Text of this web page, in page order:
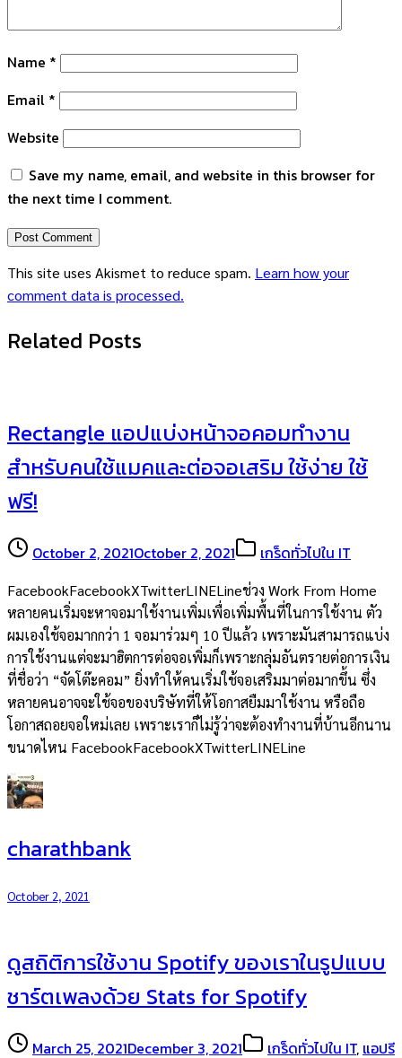
Name *
Email *
Website
Save my name, email, and website in this browser for
the next time I comment.
This site uses Akismet to reduce spam. Learn how your
comment data is processed.
Related Posts
Rectangle แอปแบ่งหน้าจอคอมทำงาน
สำหรับคนใช้แมคและต่อจอเสริม ใช้ง่าย ใช้
ฟรี!
October 2, 2021October 2, 2021 เกร็ดทั่วไปใน IT
FacebookFacebookXTwitterLINELineช่วง Work From Home
หลายคนเริ่มจะหาจอมาใช้งานเพิ่มเพื่อเพิ่มพื้นที่ในการใช้งาน ตัว
ผมเองใช้จอมากกว่า 1 จอมาร่วมๆ 10 ปีแล้ว เพราะมันสามารถแบ่ง
การใช้งานแต่จะมาฮิตการต่อจอเพิ่มก็เพราะกลุ่มอันตรายต่อการเงิน
ที่ชื่อว่า “จัดโต๊ะคอม” ยิ่งทำให้คนเริ่มใช้จอเสริมมาต่อมากขึ้น ซึ่ง
หลายคนอาจจะใช้จอของบริษัทที่ให้โอกาสยืมมาใช้งาน หรือถือ
โอกาสถอยจอใหม่เลย เพราะเราก็ไม่รู้ว่าจะต้องทำงานที่บ้านอีกนาน
ขนาดไหน FacebookFacebookXTwitterLINELine
charathbank
October 2, 2021
ดูสถิติการใช้งาน Spotify ของเราในรูปแบบ
ชาร์ตเพลงด้วย Stats for Spotify
March 25, 2021December 3, 2021 เกร็ดทั่วไปใน IT, แอปรี